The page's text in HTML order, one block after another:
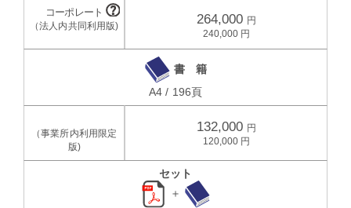
264,000
240,000
書 籍
A4 / 196頁
132,000
120,000
セット
＋